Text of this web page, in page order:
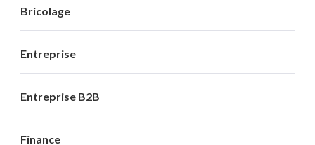
Bricolage
Entreprise
Entreprise B2B
Finance